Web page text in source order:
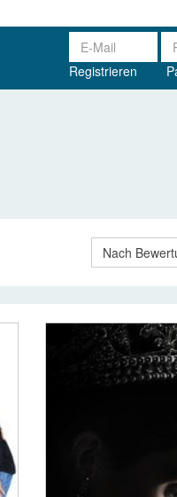
Registrieren